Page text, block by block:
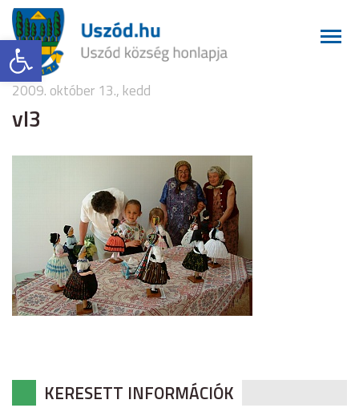
Eszköztár megnyitása
2009. október 13., kedd
vl3
KERESETT INFORMÁCIÓK